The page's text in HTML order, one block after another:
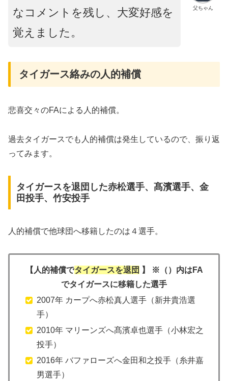
父ちゃん
なコメントを残し、大変好感を
覚えました。
タイガース絡みの人的補償
悲喜交々のFAによる人的補償。
過去タイガースでも人的補償は発生しているので、振り返
ってみます。
タイガースを退団した赤松選手、髙濱選手、金
田投手、竹安投手
人的補償で他球団へ移籍したのは４選手。
【人的補償でタイガースを退団 】 ※（）内はFA
でタイガースに移籍した選手
2007年 カープへ赤松真人選手（新井貴浩選
手）
2010年 マリーンズへ髙濱卓也選手（小林宏之
投手）
2016年 バファローズへ金田和之投手（糸井嘉
男選手）